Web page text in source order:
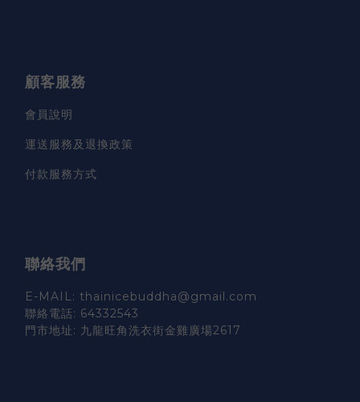
顧客服務
會員說明
運送服務及退換政策
付款服務方式
聯絡我們
E-MAIL: thainicebuddha@gmail.com
聯絡電話: 64332543
門市地址: 九龍旺角洗衣街金雞廣場2617